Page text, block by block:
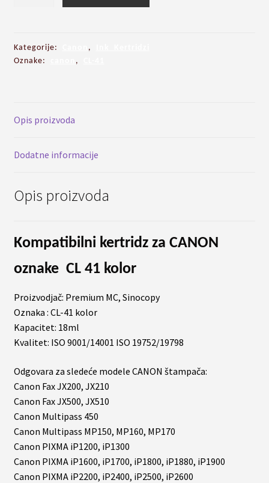
kolor,
za
MP140,
...
Kategorije: ,
Oznake:
,
Opis proizvoda
Dodatne informacije
Opis proizvoda
Kompatibilni kertridz za CANON
oznake CL 41 kolor
Proizvodjač: Premium MC, Sinocopy
Oznaka : CL-41 kolor
Kapacitet: 18ml
Kvalitet: ISO 9001/14001 ISO 19752/19798
Odgovara za sledeće modele CANON štampača:
Canon Fax JX200, JX210
Canon Fax JX500, JX510
Canon Multipass 450
Canon Multipass MP150, MP160, MP170
Canon PIXMA iP1200, iP1300
Canon PIXMA iP1600, iP1700, iP1800, iP1880, iP1900
Canon PIXMA iP2200, iP2400, iP2500, iP2600